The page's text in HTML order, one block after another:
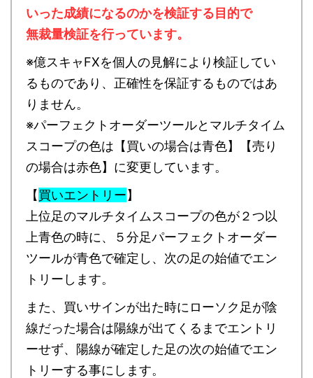
いった成績になるのかを検証する目的で
無裁量検証を行っています。
※億スキャFXを個人の見解により検証してい
るものであり、正確性を保証するものではあ
りません。
※パーフェクトオーダーツールとマルチタイム
スコープの色は【買いの場合は青色】【売り
の場合は赤色】に変更しています。
【買いエントリー】
上位足のマルチタイムスコープの色が２つ以
上青色の時に、５分足パーフェクトオーダー
ツールが青色で確定し、次の足の始値でエン
トリーします。
また、買いサインが出た時にローソク足が陰
線だった場合は陽線が出てくるまでエントリ
ーせず、陽線が確定した足の次の始値でエン
トリーする事にします。